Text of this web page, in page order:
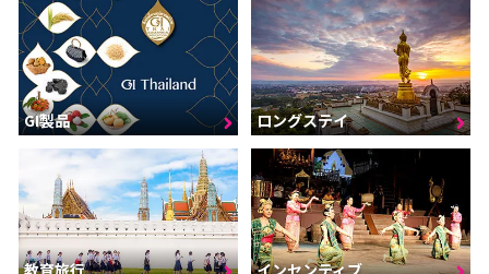
GI製品 ロングステイ
教育旅行 インセンティブ